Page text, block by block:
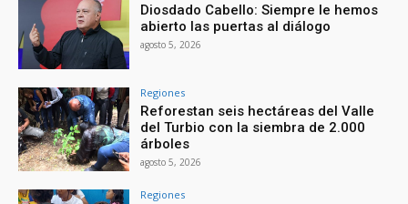
Diosdado Cabello: Siempre le hemos
abierto las puertas al diálogo
agosto 5, 2026
Regiones
Reforestan seis hectáreas del Valle
del Turbio con la siembra de 2.000
árboles
agosto 5, 2026
Regiones